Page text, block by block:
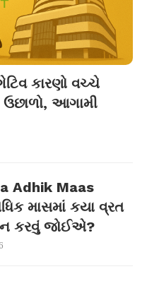
કારણો વચ્ચે
આગામી
Adhik Maas
માસમાં કયા વ્રત
કરવું જોઈએ?